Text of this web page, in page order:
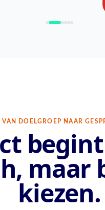
VAN DOELGROEP NAAR
maar
kiezen.